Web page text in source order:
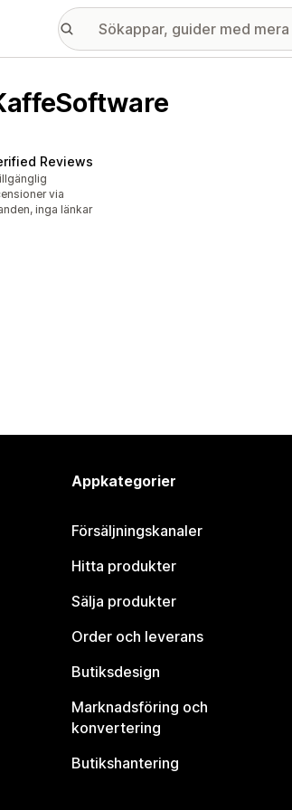
Reviews
via
inga länkar
Appkategorier
Försäljningskanaler
Hitta produkter
Sälja produkter
Order och leverans
Butiksdesign
Marknadsföring och
konvertering
Butikshantering